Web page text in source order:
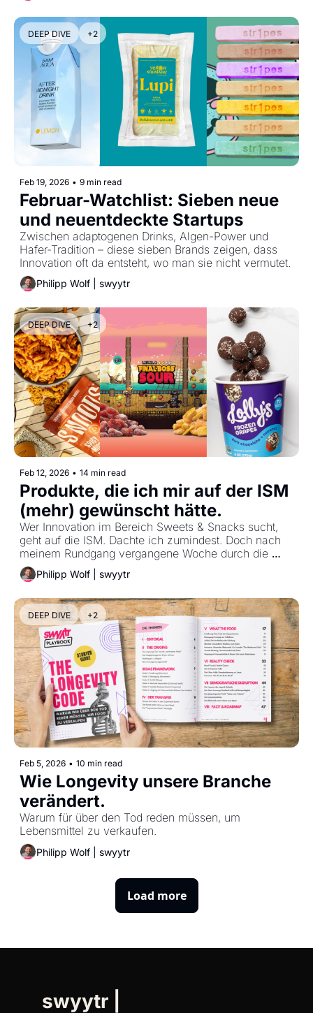
DEEP DIVE +2
Feb 19, 2026 • 9 min read
Februar-Watchlist: Sieben neue
und neuentdeckte Startups
Zwischen adaptogenen Drinks, Algen-Power und
Hafer-Tradition – diese sieben Brands zeigen, dass
Philipp Wolf | swyytr
DEEP DIVE +2
Feb 12, 2026 • 14 min read
Produkte, die ich mir auf der ISM
(mehr) gewünscht hätte.
Wer Innovation im Bereich Sweets & Snacks sucht,
geht auf die ISM. Dachte ich zumindest. Doch nach
meinem Rundgang vergangene Woche durch die
Kölner Messehallen bleibt ein fader Beigeschmack.
Philipp Wolf | swyytr
DEEP DIVE +2
Feb 5, 2026 • 10 min read
Wie Longevity unsere Branche
Warum für über den Tod reden müssen, um
Lebensmittel zu verkaufen.
Philipp Wolf | swyytr
Load more
swyytr |